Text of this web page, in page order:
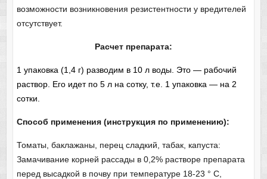
возможности возникновения резистентности у вредителей
отсутствует.
Расчет препарата:
1 упаковка (1,4 г) разводим в 10 лводы. Это — рабочий
раствор. Его идет по 5 л на сотку, т.е. 1 упаковка — на 2
сотки.
Способ применения (инструкция по применению):
Томаты, баклажаны, перец сладкий, табак, капуста:
Замачивание корней рассады в 0,2% растворе препарата
перед высадкой в почву при температуре 18-23 ° С,